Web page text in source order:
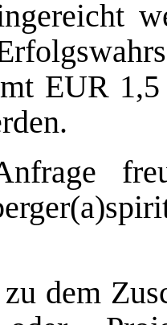
EUR
dem